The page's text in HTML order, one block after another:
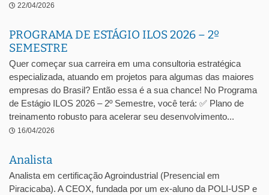
22/04/2026
PROGRAMA DE ESTÁGIO ILOS 2026 – 2º
SEMESTRE
Quer começar sua carreira em uma consultoria estratégica
especializada, atuando em projetos para algumas das maiores
empresas do Brasil? Então essa é a sua chance! No Programa
de Estágio ILOS 2026 – 2º Semestre, você terá: ✅ Plano de
treinamento robusto para acelerar seu desenvolvimento...
16/04/2026
Analista
Analista em certificação Agroindustrial (Presencial em
Piracicaba). A CEOX, fundada por um ex-aluno da POLI-USP e